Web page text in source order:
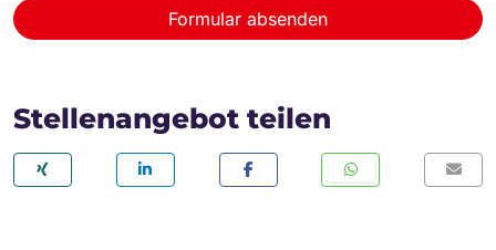
Formular absenden
Stellenangebot teilen